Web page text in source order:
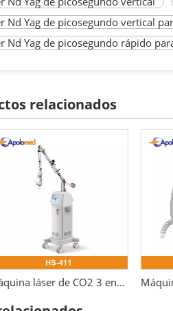
Nd Yag de picosegundo vertical
Nd Yag de picosegundo rápido
relacionados
Máquina láser de CO2 3 en 1 Láser fraccional de 10600 nm